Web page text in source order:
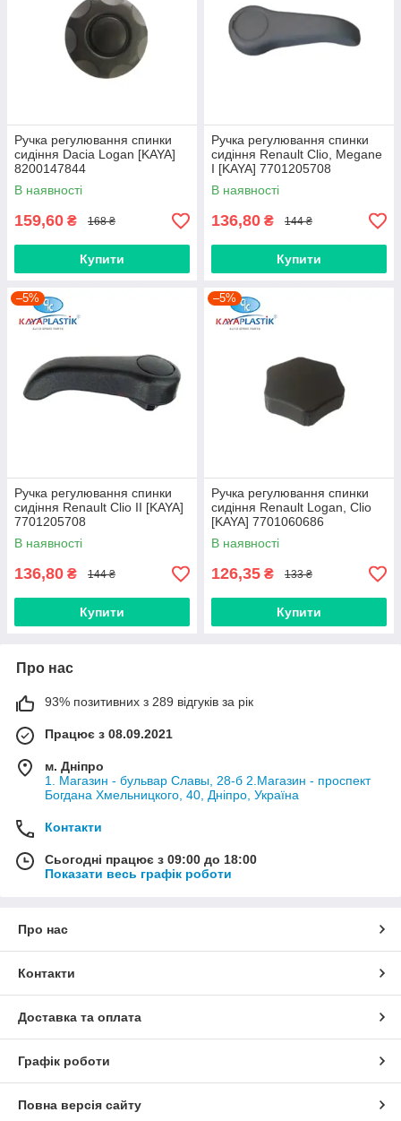
Ручка регулювання спинки
сидіння Dacia Logan [KAYA]
8200147844
В наявності
159,60 ₴ 168 ₴
Купити
Ручка регулювання спинки
сидіння Renault Clio, Megane
I [KAYA] 7701205708
В наявності
136,80 ₴ 144 ₴
Купити
–5%
Ручка регулювання спинки
сидіння Renault Clio II [KAYA]
7701205708
В наявності
136,80 ₴ 144 ₴
Купити
–5%
Ручка регулювання спинки
сидіння Renault Logan, Clio
[KAYA] 7701060686
В наявності
126,35 ₴ 133 ₴
Купити
Про нас
93% позитивних з 289 відгуків за рік
Працює з 08.09.2021
м. Дніпро
1. Магазин - бульвар Славы, 28-б 2.Магазин - проспект
Богдана Хмельницкого, 40, Дніпро, Україна
Контакти
Сьогодні працює з 09:00 до 18:00
Показати весь графік роботи
Про нас
Контакти
Доставка та оплата
Графік роботи
Повна версія сайту